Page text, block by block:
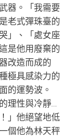
器。「我需要
老式彈珠臺的
」、「處女座
是他用廢棄的
改造而成的
極具感染力的
的運勢波。
理性與冷靜…
」他絕望地低
個他為林天秤